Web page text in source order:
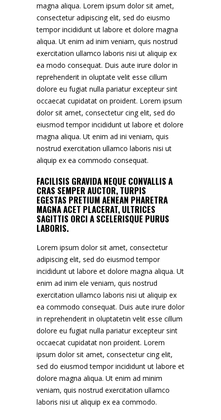
magna aliqua. Lorem ipsum dolor sit amet,
consectetur adipiscing elit, sed do eiusmo
tempor incididunt ut labore et dolore magna
aliqua. Ut enim ad inim veniam, quis nostrud
exercitation ullamco laboris nisi ut aliquip ex
ea modo consequat. Duis aute irure dolor in
reprehenderit in oluptate velit esse cillum
dolore eu fugiat nulla pariatur excepteur sint
occaecat cupidatat on proident. Lorem ipsum
dolor sit amet, consectetur cing elit, sed do
eiusmod tempor incididunt ut labore et dolore
magna aliqua. Ut enim ad ini veniam, quis
nostrud exercitation ullamco laboris nisi ut
aliquip ex ea commodo consequat.
FACILISIS GRAVIDA NEQUE CONVALLIS A
CRAS SEMPER AUCTOR, TURPIS
EGESTAS PRETIUM AENEAN PHARETRA
MAGNA ACET PLACERAT, ULTRICES
SAGITTIS ORCI A SCELERISQUE PURUS
LABORIS.
Lorem ipsum dolor sit amet, consectetur
adipiscing elit, sed do eiusmod tempor
incididunt ut labore et dolore magna aliqua. Ut
enim ad inim ele veniam, quis nostrud
exercitation ullamco laboris nisi ut aliquip ex
ea commodo consequat. Duis aute irure dolor
in reprehenderit in oluptatetin velit esse cillum
dolore eu fugiat nulla pariatur excepteur sint
occaecat cupidatat non proident. Lorem
ipsum dolor sit amet, consectetur cing elit,
sed do eiusmod tempor incididunt ut labore et
dolore magna aliqua. Ut enim ad minim
veniam, quis nostrud exercitation ullamco
laboris nisi ut aliquip ex ea commodo.